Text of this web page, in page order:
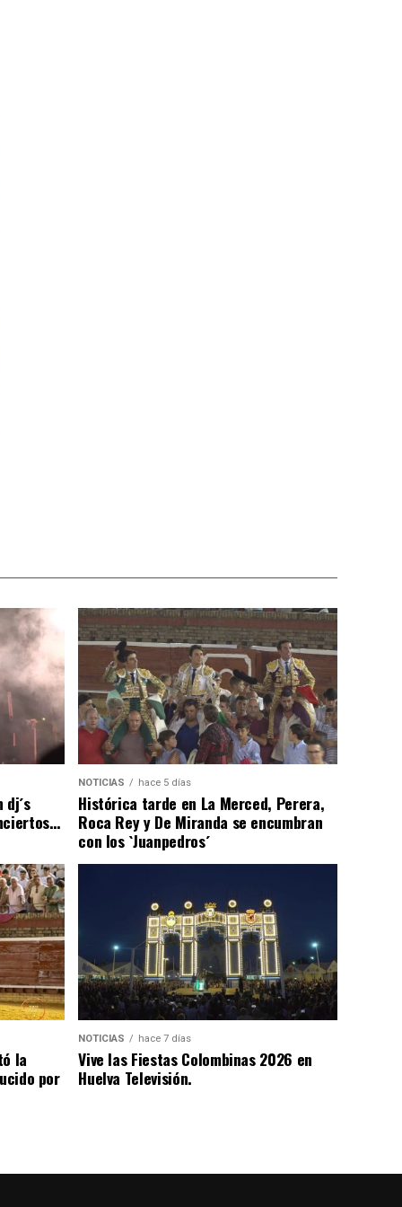
NOTICIAS hace 5 días
Histórica tarde en La Merced, Perera,
Roca Rey y De Miranda se encumbran
con los `Juanpedros´
la
por
NOTICIAS hace 7 días
Vive las Fiestas Colombinas 2026 en
Huelva Televisión.